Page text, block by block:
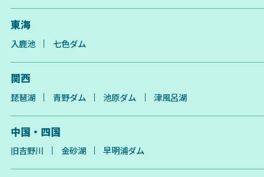
東海
入鹿池 七色ダム
関西
琵琶湖 青野ダム 池原ダム 津風呂湖
中国・四国
旧吉野川 金砂湖 早明浦ダム